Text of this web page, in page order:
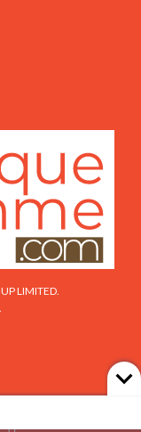
LIMITED.